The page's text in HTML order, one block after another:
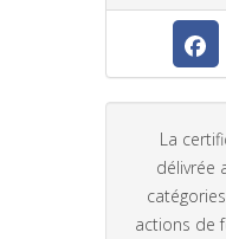
La
délivrée
actions de